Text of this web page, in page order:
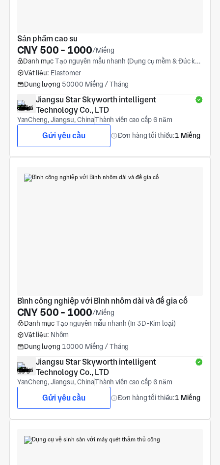
Sản phẩm cao su
CNY 500 - 1000/Miếng
Danh mụcTạo nguyên mẫu nhanh (Dụng cụ mềm & Đúc khuôn mềm)
Vật liệu: Elastomer
Dung lượng 50000 Miếng / Tháng
Jiangsu Star Skyworth intelligent
Technology Co., LTD
YanCheng, Jiangsu, ChinaThành viên cao cấp 6 năm
Gửi yêu cầu Đơn hàng tối thiểu:1 Miếng
Bình công nghiệp với Bình nhôm dài và đế gia cố
CNY 500 - 1000/Miếng
Danh mụcTạo nguyên mẫu nhanh (In 3D-Kim loại)
Vật liệu: Nhôm
Dung lượng 10000 Miếng / Tháng
Jiangsu Star Skyworth intelligent
Technology Co., LTD
YanCheng, Jiangsu, ChinaThành viên cao cấp 6 năm
Gửi yêu cầu Đơn hàng tối thiểu:1 Miếng